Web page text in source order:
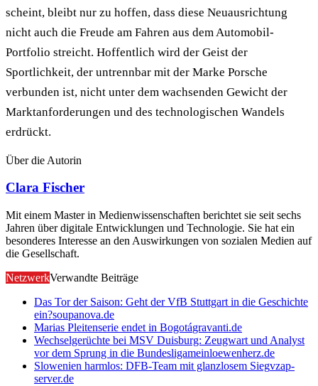
scheint, bleibt nur zu hoffen, dass diese Neuausrichtung
nicht auch die Freude am Fahren aus dem Automobil-
Portfolio streicht. Hoffentlich wird der Geist der
Sportlichkeit, der untrennbar mit der Marke Porsche
verbunden ist, nicht unter dem wachsenden Gewicht der
Marktanforderungen und des technologischen Wandels
erdrückt.
Über die Autorin
Clara Fischer
Mit einem Master in Medienwissenschaften berichtet sie seit sechs
Jahren über digitale Entwicklungen und Technologie. Sie hat ein
besonderes Interesse an den Auswirkungen von sozialen Medien auf
die Gesellschaft.
NetzwerkVerwandte Beiträge
Das Tor der Saison: Geht der VfB Stuttgart in die Geschichte
ein?soupanova.de
Marias Pleitenserie endet in Bogotágravanti.de
Wechselgerüchte bei MSV Duisburg: Zeugwart und Analyst
vor dem Sprung in die Bundesligameinloewenherz.de
Slowenien harmlos: DFB-Team mit glanzlosem Siegvzap-
server.de